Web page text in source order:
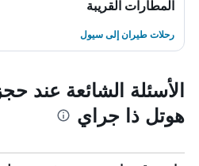
المطارات القريبة
رحلات طيران إلى سيول
الأسئلة الشائعة عند
هوتل ذا جراي